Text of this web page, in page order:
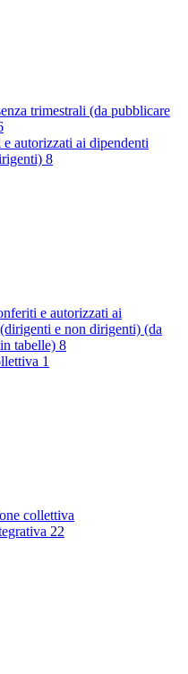
trimestrali (da pubblicare
autorizzati ai dipendenti
8
e autorizzati ai
e non dirigenti) (da
tabelle) 8
1
collettiva
22